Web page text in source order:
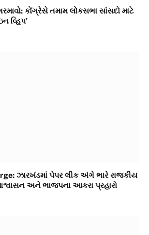
કોંગ્રેસે તમામ લોકસભા સાંસદો માટે
વ્હિપ’
ઝારખંડમાં પેપર લીક અંગે ભારે રાજકીય
અને ભાજપના આકરા પ્રહારો